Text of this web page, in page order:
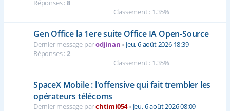
Réponses :8
Classement : 1.35%
Gen Office la 1ere suite Office IA Open-Source
Dernier message parodjinan« jeu. 6 août 2026 18:39
Réponses :2
Classement : 1.35%
SpaceX Mobile : l'offensive qui fait trembler les
opérateurs télécoms
Dernier message parchtimi054« jeu. 6 août 2026 08:09